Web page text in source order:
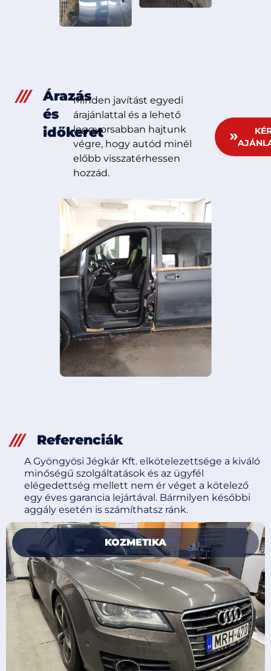
Árazás
és
időkeret
Minden javítást egyedi
árajánlattal és a lehető
leggyorsabban hajtunk
végre, hogy autód minél
előbb visszatérhessen
hozzád.
Referenciák
A Gyöngyösi Jégkár Kft. elkötelezettsége a kiváló
minőségű szolgáltatások és az ügyfél
elégedettség mellett nem ér véget a kötelező
egy éves garancia lejártával. Bármilyen későbbi
aggály esetén is számíthatsz ránk.
KOZMETIKA